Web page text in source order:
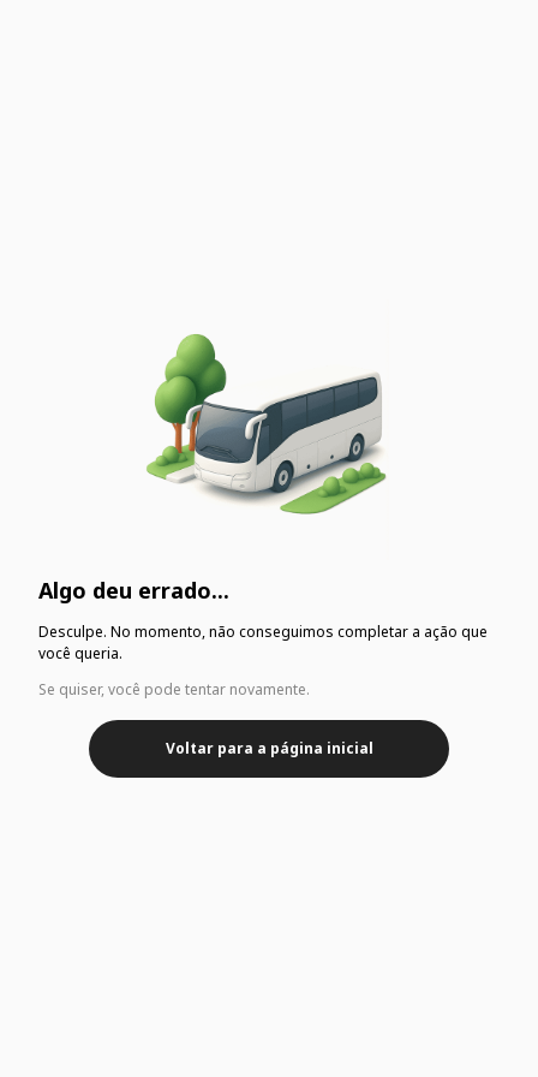
Algo deu errado...
Desculpe. No momento, não conseguimos completar a ação que
você queria.
Se quiser, você pode tentar novamente.
Voltar para a página inicial